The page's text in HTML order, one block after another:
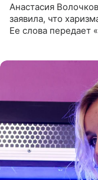
Анастасия
заявила, что
Ее слова передает